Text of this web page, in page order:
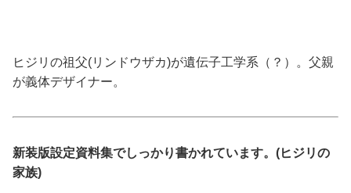
ヒジリの祖父(リンドウザカ)が遺伝子工学系（？）。父親
が義体デザイナー。
新装版設定資料集でしっかり書かれています。(ヒジリの
家族)